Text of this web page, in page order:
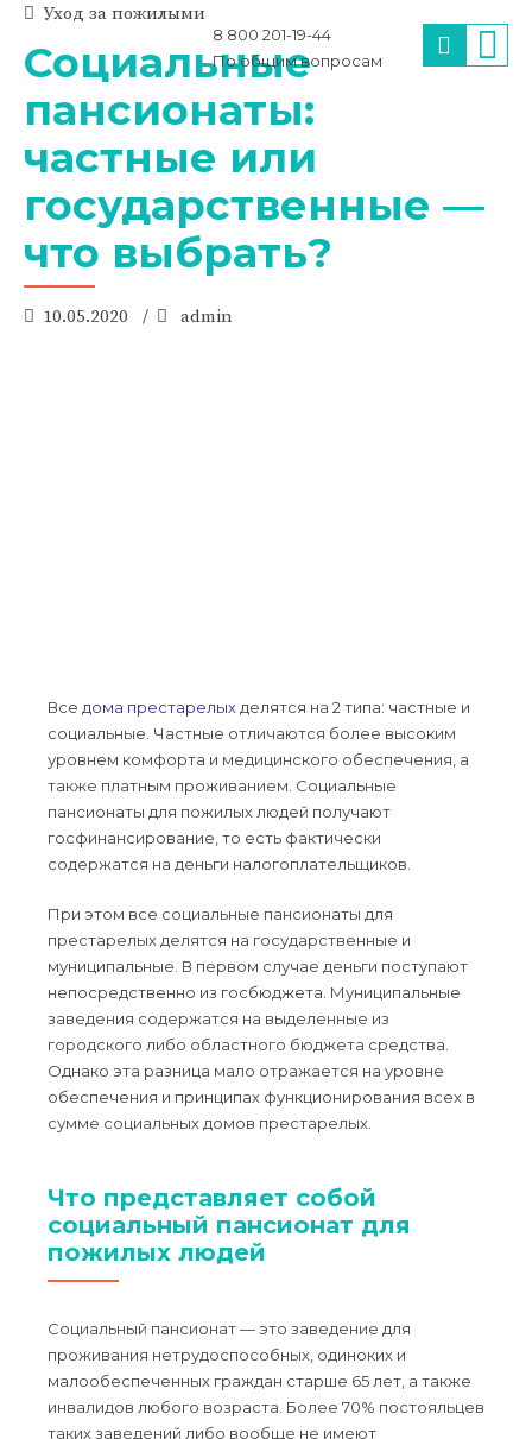
8 800 201-19-44
По общим вопросам
Уход за пожилыми
Социальные
пансионаты:
частные или
государственные —
что выбрать?
10.05.2020 admin
Все дома престарелых делятся на 2 типа: частные и
социальные. Частные отличаются более высоким
уровнем комфорта и медицинского обеспечения, а
также платным проживанием. Социальные
пансионаты для пожилых людей получают
госфинансирование, то есть фактически
содержатся на деньги налогоплательщиков.
При этом все социальные пансионаты для
престарелых делятся на государственные и
муниципальные. В первом случае деньги поступают
непосредственно из госбюджета. Муниципальные
заведения содержатся на выделенные из
городского либо областного бюджета средства.
Однако эта разница мало отражается на уровне
обеспечения и принципах функционирования всех в
сумме социальных домов престарелых.
Что представляет собой
социальный пансионат для
пожилых людей
Социальный пансионат — это заведение для
проживания нетрудоспособных, одиноких и
малообеспеченных граждан старше 65 лет, а также
инвалидов любого возраста. Более 70% постояльцев
таких заведений либо вообще не имеют